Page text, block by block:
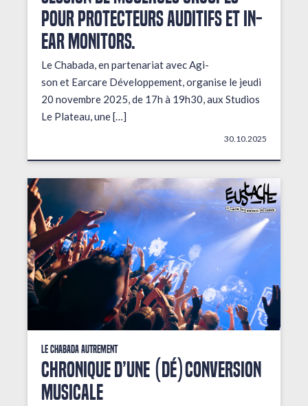
pour protecteurs auditifs et in-
ear monitors.
Le Chabada, en partenariat avec Agi-
son et Earcare Développement, organise le jeudi
20 novembre 2025, de 17h à 19h30, aux Studios
Le Plateau, une […]
30.10.2025
Le Chabada autrement
Chronique d’une (dé)conversion
musicale